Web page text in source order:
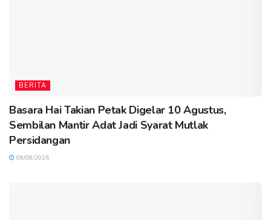
BERITA
Basara Hai Takian Petak Digelar 10 Agustus,
Sembilan Mantir Adat Jadi Syarat Mutlak
Persidangan
08/08/2026